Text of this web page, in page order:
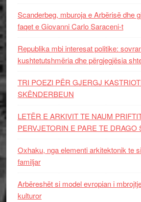
Scanderbeg, mburoja e Arbërisë dhe
faqet e Giovanni Carlo Saraceni-t
Republika mbi interesat politike:
kushtetutshmëria dhe përgjegjësia
TRI POEZI PËR GJERGJ
SKËNDERBEUN
LETËR E ARKIVIT TE NAUM
PERVJETORIN E PARE TE DRAGO
Oxhaku, nga elementi arkitektonik te
familjar
Arbëreshët si model evropian i
kulturor